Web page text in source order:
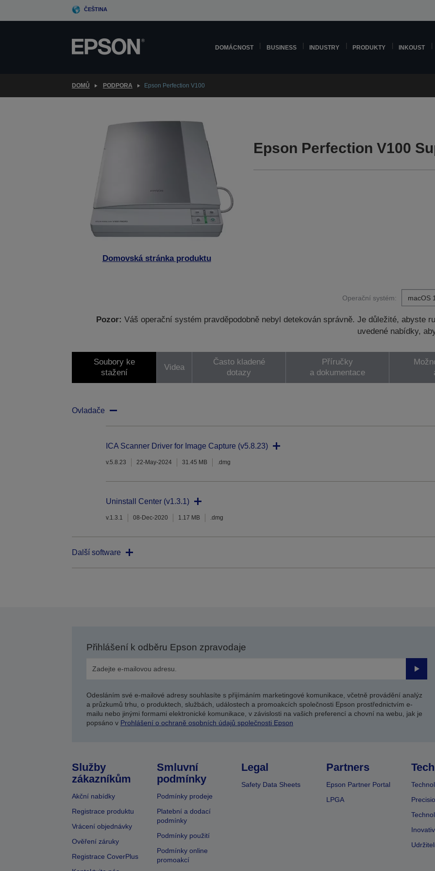
ČEŠTINA
DOMÁCNOST BUSINESS INDUSTRY PRODUKTY INKOUST
DOMŮ PODPORA Epson Perfection V100
Domovská stránka produktu
Epson Perfection V100
Operační systém:
Pozor: Váš operační systém pravděpodobně nebyl detekován správně. Je důležité, abyste
uvedené nabídky,
Soubory ke
stažení
Videa
Často kladené
dotazy
Příručky
a dokumentace
Ovladače
ICA Scanner Driver for Image Capture (v5.8.23)
v.5.8.23 22-May-2024 31.45 MB .dmg
Uninstall Center (v1.3.1)
v.1.3.1 08-Dec-2020 1.17 MB .dmg
Další software
Přihlášení k odběru Epson zpravodaje
Odeslat
Odesláním své e-mailové adresy souhlasíte s přijímáním marketingové komunikace, včetně provádění analýz
a průzkumů trhu, o produktech, službách, událostech a promoakcích společnosti Epson prostřednictvím e-
mailu nebo jinými formami elektronické komunikace, v závislosti na vašich preferencí a chovní na webu, jak je
popsáno v Prohlášení o ochraně osobních údajů společnosti Epson
Služby
zákazníkům
Akční nabídky
Registrace produktu
Vrácení objednávky
Ověření záruky
Registrace CoverPlus
Smluvní
podmínky
Podmínky prodeje
Platební a dodací
podmínky
Podmínky použití
Podmínky online
promoakcí
Legal
Safety Data Sheets
Partners
Epson Partner Portal
LPGA